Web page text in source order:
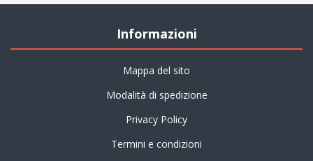
Informazioni
Mappa del sito
Modalità di spedizione
Privacy Policy
Termini e condizioni